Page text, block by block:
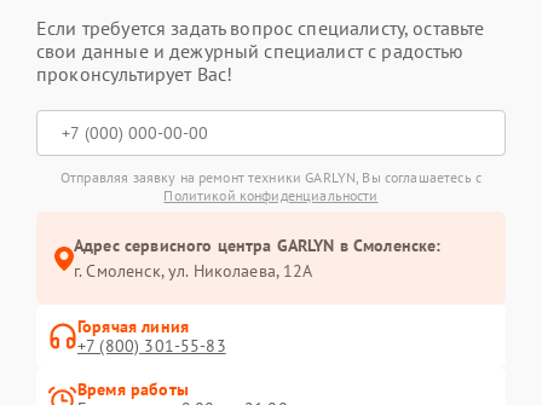
Если требуется задать вопрос специалисту, оставьте
свои данные и дежурный специалист с радостью
проконсультирует Вас!
Отправляя заявку на ремонт техники GARLYN, Вы соглашаетесь с
Политикой конфиденциальности
Адрес сервисного центра GARLYN в Смоленске:
г. Смоленск, ул. Николаева, 12А
Горячая линия
+7 (800) 301-55-83
Время работы